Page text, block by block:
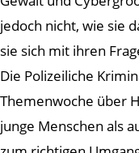
jedoch nicht, wie sie
sie sich mit ihren
Die Polizeiliche
Themenwoche über
junge Menschen als